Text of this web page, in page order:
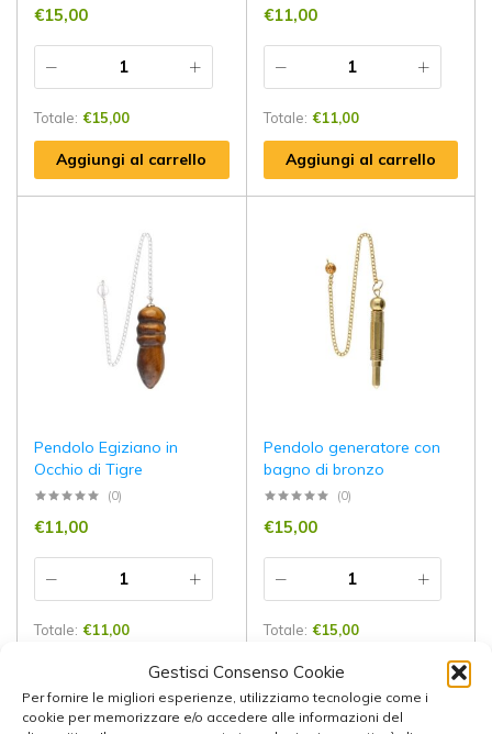
Gestisci Consenso Cookie
Per fornire le migliori esperienze, utilizziamo tecnologie come i
cookie per memorizzare e/o accedere alle informazioni del
€15,00
Totale: €15,00
Aggiungi al carrello
€11,00
Totale: €11,00
Aggiungi al carrello
Pendolo Egiziano in
Occhio di Tigre
(0)
€11,00
Totale: €11,00
Aggiungi al carrello
Pendolo generatore con
bagno di bronzo
(0)
€15,00
Totale: €15,00
Aggiungi al carrello